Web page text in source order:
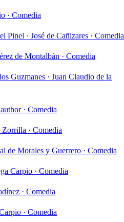
· Comedia
Pinel · José de Cañizares · Comedia
de Montalbán · Comedia
Guzmanes · Juan Claudio de la
· Comedia
Zorrilla · Comedia
de Morales y Guerrero · Comedia
Carpio · Comedia
· Comedia
· Comedia